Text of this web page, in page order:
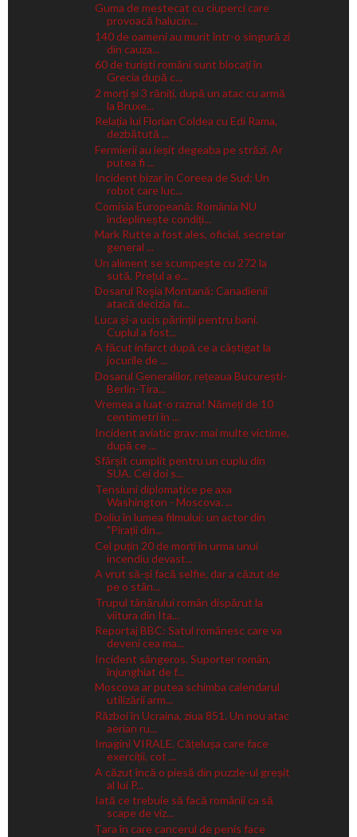
Guma de mestecat cu ciuperci care
provoacă halucin...
140 de oameni au murit într-o singură zi
din cauza...
60 de turiști români sunt blocați în
Grecia după c...
2 morți și 3 răniți, după un atac cu armă
la Bruxe...
Relația lui Florian Coldea cu Edi Rama,
dezbătută ...
Fermierii au ieșit degeaba pe străzi. Ar
putea fi ...
Incident bizar în Coreea de Sud: Un
robot care luc...
Comisia Europeană: România NU
îndeplinește condiți...
Mark Rutte a fost ales, oficial, secretar
general ...
Un aliment se scumpește cu 272 la
sută. Prețul a e...
Dosarul Roşia Montană: Canadienii
atacă decizia fa...
Luca și-a ucis părinții pentru bani.
Cuplul a fost...
A făcut infarct după ce a câștigat la
jocurile de ...
Dosarul Generalilor, rețeaua București-
Berlin-Tira...
Vremea a luat-o razna! Nămeți de 10
centimetri în ...
Incident aviatic grav: mai multe victime,
după ce ...
Sfârșit cumplit pentru un cuplu din
SUA. Cei doi s...
Tensiuni diplomatice pe axa
Washington - Moscova. ...
Doliu în lumea filmului: un actor din
"Pirații din...
Cel puțin 20 de morți în urma unui
incendiu devast...
A vrut să-și facă selfie, dar a căzut de
pe o stân...
Trupul tânărului român dispărut la
viitura din Ita...
Reportaj BBC: Satul românesc care va
deveni cea ma...
Incident sângeros. Suporter român,
înjunghiat de f...
Moscova ar putea schimba calendarul
utilizării arm...
Război în Ucraina, ziua 851. Un nou atac
aerian ru...
Imagini VIRALE. Cățelușa care face
exerciții, cot ...
A căzut încă o piesă din puzzle-ul greșit
al lui P...
Iată ce trebuie să facă românii ca să
scape de viz...
Țara în care cancerul de penis face